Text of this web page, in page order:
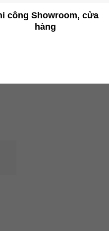
công Showroom, cửa
hàng